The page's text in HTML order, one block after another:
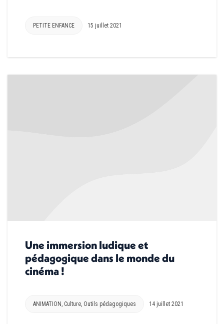
PETITE ENFANCE 15 juillet 2021
Une immersion ludique et
pédagogique dans le monde du
cinéma !
ANIMATION , Culture, Outils pédagogiques 14 juillet 2021